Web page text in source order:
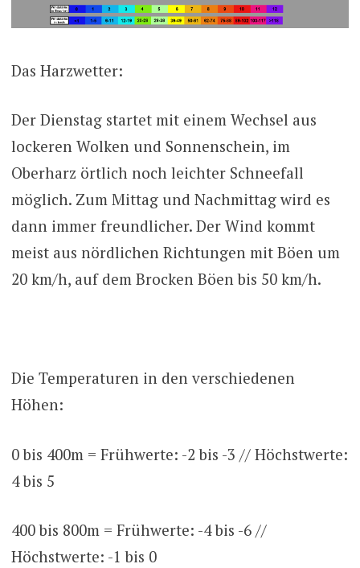
Das Harzwetter:
Der Dienstag startet mit einem Wechsel aus
lockeren Wolken und Sonnenschein, im
Oberharz örtlich noch leichter Schneefall
möglich. Zum Mittag und Nachmittag wird es
dann immer freundlicher. Der Wind kommt
meist aus nördlichen Richtungen mit Böen um
20 km/h, auf dem Brocken Böen bis 50 km/h.
Die Temperaturen in den verschiedenen
Höhen:
0 bis 400m = Frühwerte: -2 bis -3 // Höchstwerte:
4 bis 5
400 bis 800m = Frühwerte: -4 bis -6 //
Höchstwerte: -1 bis 0